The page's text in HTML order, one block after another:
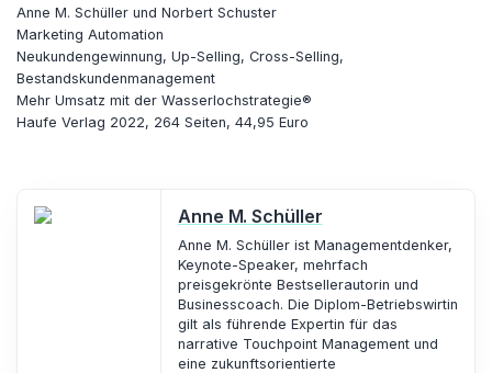
Anne M. Schüller und Norbert Schuster
Marketing Automation
Neukundengewinnung, Up-Selling, Cross-Selling,
Bestandskundenmanagement
Mehr Umsatz mit der Wasserlochstrategie®
Haufe Verlag 2022, 264 Seiten, 44,95 Euro
Anne M. Schüller
Anne M. Schüller ist Managementdenker,
Keynote-Speaker, mehrfach
preisgekrönte Bestsellerautorin und
Businesscoach. Die Diplom-Betriebswirtin
gilt als führende Expertin für das
narrative Touchpoint Management und
eine zukunftsorientierte